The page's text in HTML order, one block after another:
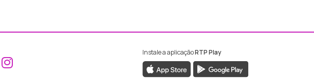
Aceder ao Facebook da RTP Madeira
Aceder ao Instagram da RTP Madeira
Instale a aplicaçãoRTP Play